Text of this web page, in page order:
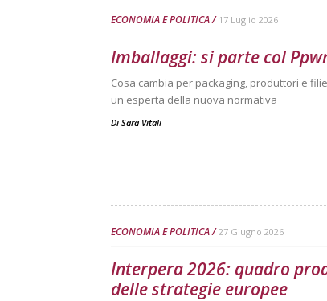
ECONOMIA E POLITICA 17 Luglio 2026
Imballaggi: si parte col
Cosa cambia per packaging, produttori e
un'esperta della nuova normativa
Di Sara Vitali
ECONOMIA E POLITICA 27 Giugno 2026
Interpera 2026: quadro
delle strategie europee